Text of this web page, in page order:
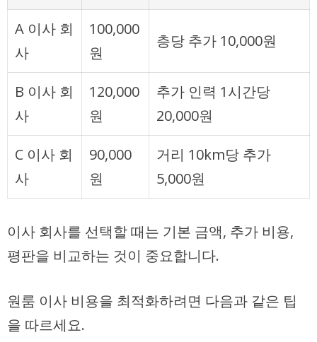
A 이사 회
사
100,000
원
층당 추가 10,000원
B 이사 회
사
120,000
원
추가 인력 1시간당
20,000원
C 이사 회
사
90,000
원
거리 10km당 추가
5,000원
이사 회사를 선택할 때는 기본 금액, 추가 비용,
평판을 비교하는 것이 중요합니다.
원룸 이사 비용을 최적화하려면 다음과 같은 팁
을 따르세요.